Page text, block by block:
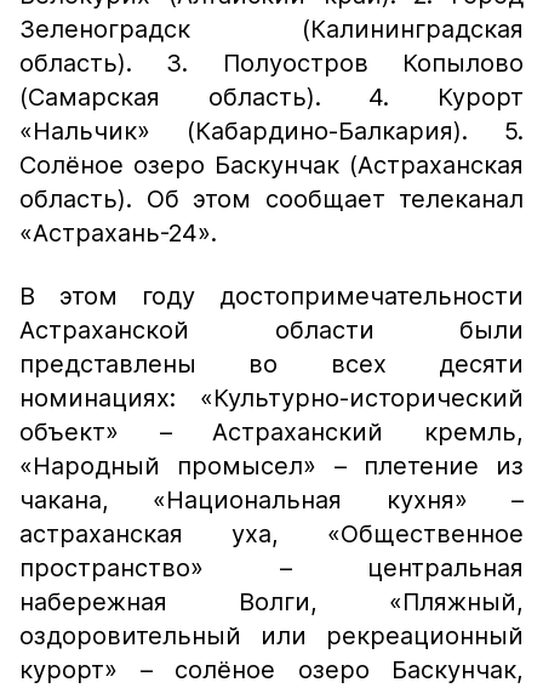
Зеленоградск (Калининградская
область). 3. Полуостров Копылово
(Самарская область). 4. Курорт
«Нальчик» (Кабардино-Балкария). 5.
Солёное озеро Баскунчак (Астраханская
область). Об этом сообщает телеканал
«Астрахань-24».
В этом году достопримечательности
Астраханской области были
представлены во всех десяти
номинациях: «Культурно-исторический
объект» – Астраханский кремль,
«Народный промысел» – плетение из
чакана, «Национальная кухня» –
астраханская уха, «Общественное
пространство» – центральная
набережная Волги, «Пляжный,
оздоровительный или рекреационный
курорт» – солёное озеро Баскунчак,